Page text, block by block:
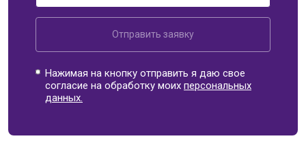
Отправить заявку
Нажимая на кнопку отправить я даю свое
согласие на обработку моихперсональных
данных.